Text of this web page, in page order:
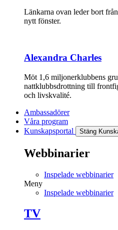
Länkarna ovan leder bort
nytt fönster.
Alexandra Charles
Möt 1,6 miljonerklubbens
nattklubbsdrottning till
och livskvalité.
Ambassadörer
Våra program
Kunskapsportal
Stäng
Webbinarier
Inspelade webbinarier
Meny
Inspelade webbinarier
TV